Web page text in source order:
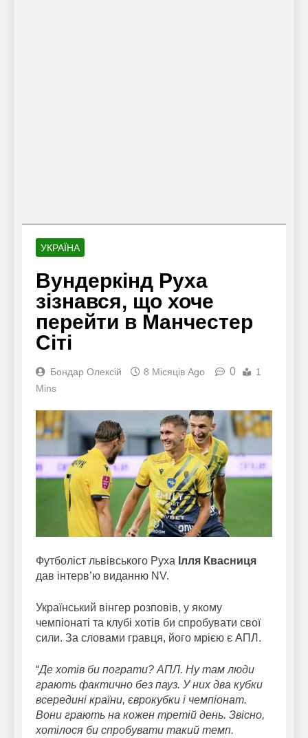
УКРАЇНА
Вундеркінд Руха
зізнався, що хоче
перейти в Манчестер
Сіті
Бондар Олексій 8 Місяців Ago 0
1
Mins
Футболіст львівського Руха Ілля Квасниця
дав інтерв’ю виданню NV.
Український вінгер розповів, у якому
чемпіонаті та клубі хотів би спробувати свої
сили. За словами гравця, його мрією є АПЛ.
“Де хотів би пограти? АПЛ. Ну там люди
грають фактично без пауз. У них два кубки
всередині країни, єврокубки і чемпіонат.
Вони грають на кожен третій день. Звісно,
хотілося би спробувати такий темп.